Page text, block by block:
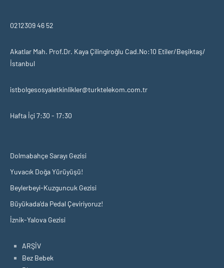
0212309 46 52
Akatlar Mah. Prof.Dr. Kaya Çilingiroğlu Cad.No:10 Etiler/Beşiktaş/
İstanbul
istbolgesosyaletkinlikler@turktelekom.com.tr
Hafta İçi 7:30 - 17:30
Dolmabahçe Sarayı Gezisi
Yuvacık Doğa Yürüyüşü!
Beylerbeyi-Kuzguncuk Gezisi
Büyükada’da Pedal Çeviriyoruz!
İznik-Yalova Gezisi
ARŞİV
Bez Bebek